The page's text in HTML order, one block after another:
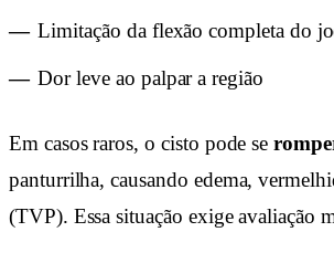
Limitação da flexão completa do
Dor leve ao palpar a região
Em casos raros, o cisto pode se
panturrilha, causando edema,
(TVP). Essa situação exige avaliação